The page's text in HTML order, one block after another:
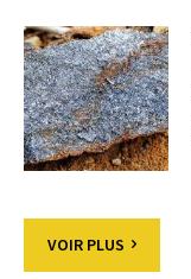
VOIR PLUS